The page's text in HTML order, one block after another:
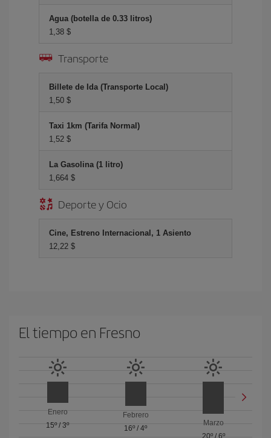
Agua (botella de 0.33 litros)
1,38 $
Transporte
Billete de Ida (Transporte Local)
1,50 $
Taxi 1km (Tarifa Normal)
1,52 $
La Gasolina (1 litro)
1,664 $
Deporte y Ocio
Cine, Estreno Internacional, 1 Asiento
12,22 $
El tiempo en Fresno
Enero
15º/3º
Febrero
16º / 4º
Marzo
20º/ 6º